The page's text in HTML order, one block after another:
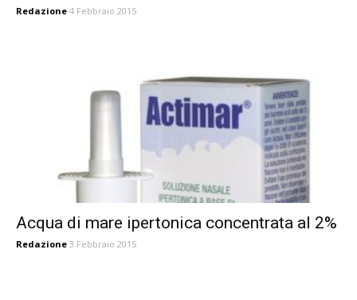
Redazione 4 Febbraio 2015
Acqua di mare ipertonica concentrata al 2%
Redazione 3 Febbraio 2015